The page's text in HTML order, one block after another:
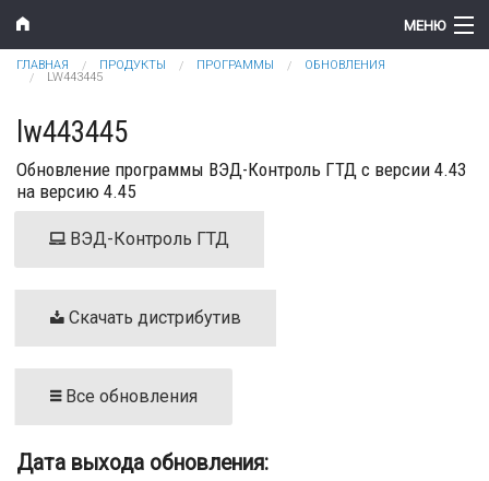
Перейти к основному содержанию
МЕНЮ
Компания
Новости
Продукты
Поддержка
Контакты
Вы здесь
ГЛАВНАЯ ПРОДУКТЫ ПРОГРАММЫ
ОБНОВЛЕНИЯ
LW443445
lw443445
Обновление программы ВЭД-Контроль ГТД с версии 4.43
на версию 4.45
ВЭД-Контроль ГТД
Скачать дистрибутив
Все обновления
Дата выхода обновления: